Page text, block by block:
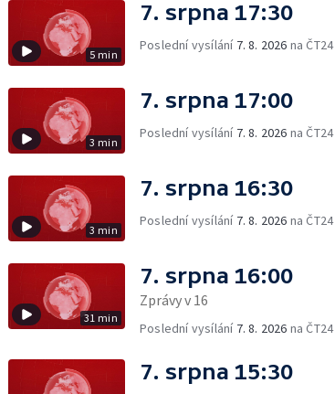
5 min
7. srpna 17:30
Poslední vysílání 7. 8. 2026 na ČT24
3 min
7. srpna 17:00
Poslední vysílání 7. 8. 2026 na ČT24
3 min
7. srpna 16:30
Poslední vysílání 7. 8. 2026 na ČT24
31 min
7. srpna 16:00
Zprávy v 16
Poslední vysílání 7. 8. 2026 na ČT24
7. srpna 15:30